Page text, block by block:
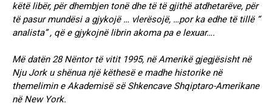
këtë libër, për dhembjen tonë dhe të të gjithë atdhetarëve, për
të pasur mundësi a gjykojë … vlerësojë, …por ka edhe të tillë “
analista” , që e gjykojnë librin akoma pa e lexuar….
Më datën 28 Nëntor të vitit 1995, në Amerikë gjegjësisht në
Nju Jork u shënua një këthesë e madhe historike në
themelimin e Akademisë së Shkencave Shqiptaro-Amerikane
në New York.